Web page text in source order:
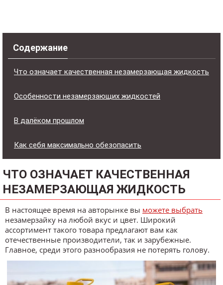
Содержание
Что означает качественная незамерзающая жидкость
Особенности незамерзающих жидкостей
В далёком прошлом
Как себя максимально обезопасить
ЧТО ОЗНАЧАЕТ КАЧЕСТВЕННАЯ
НЕЗАМЕРЗАЮЩАЯ ЖИДКОСТЬ
В настоящее время на авторынке вы можете выбрать
незамерзайку на любой вкус и цвет. Широкий
ассортимент такого товара предлагают вам как
отечественные производители, так и зарубежные.
Главное, среди этого разнообразия не потерять голову.